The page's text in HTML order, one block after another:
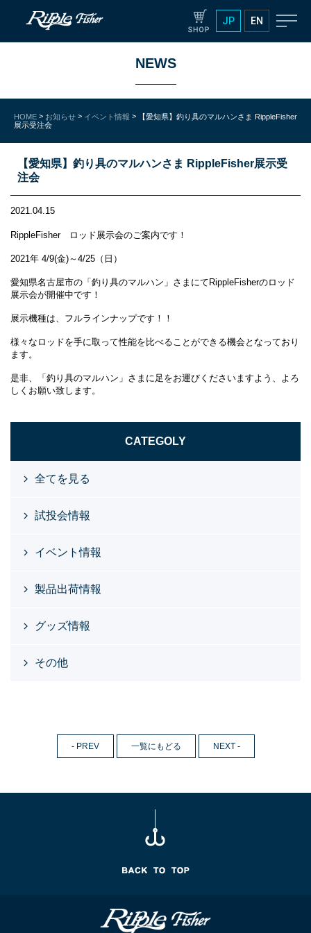
JP EN
NEWS
HOME > お知らせ > イベント情報 >
【愛知県】釣り具のマルハンさま RippleFisher
展示受注会
【愛知県】釣り具のマルハンさま RippleFisher展示受
注会
2021.04.15
RippleFisher ロッド展示会のご案内です！
2021年 4/9(金)～4/25（日）
愛知県名古屋市の「釣り具のマルハン」さまにてRippleFisherのロッド
展示会が開催中です！
展示機種は、フルラインナップです！！
様々なロッドを手に取って性能を比べることができる機会となっており
ます。
是非、「釣り具のマルハン」さまに足をお運びくださいますよう、よろ
しくお願い致します。
CATEGOLY
全てを見る
試投会情報
イベント情報
製品出荷情報
グッズ情報
その他
- PREV 一覧にもどる NEXT -